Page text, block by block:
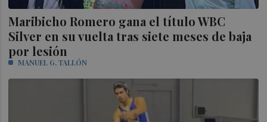
Maribicho Romero gana el título WBC
Silver en su vuelta tras siete meses de baja
por lesión
MANUEL G. TALLÓN